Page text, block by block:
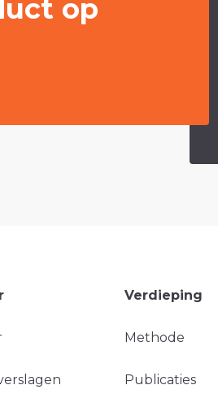
op
Verdieping
Methode
Publicaties